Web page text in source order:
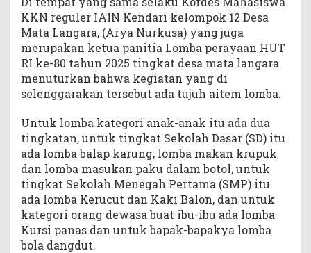
8
0
KKN reguler IAIN Kendari kelompok 12 Desa
Mata Langara, (Arya Nurkusa) yang juga
merupakan ketua panitia Lomba perayaan HUT
RI ke-80 tahun 2025 tingkat desa mata langara
menuturkan bahwa kegiatan yang di
selenggarakan tersebut ada tujuh aitem lomba.
Untuk lomba kategori anak-anak itu ada dua
tingkatan, untuk tingkat Sekolah Dasar (SD) itu
ada lomba balap karung, lomba makan krupuk
dan lomba masukan paku dalam botol, untuk
tingkat Sekolah Menegah Pertama (SMP) itu
ada lomba Kerucut dan Kaki Balon, dan untuk
kategori orang dewasa buat ibu-ibu ada lomba
Kursi panas dan untuk bapak-bapakya lomba
bola dangdut.